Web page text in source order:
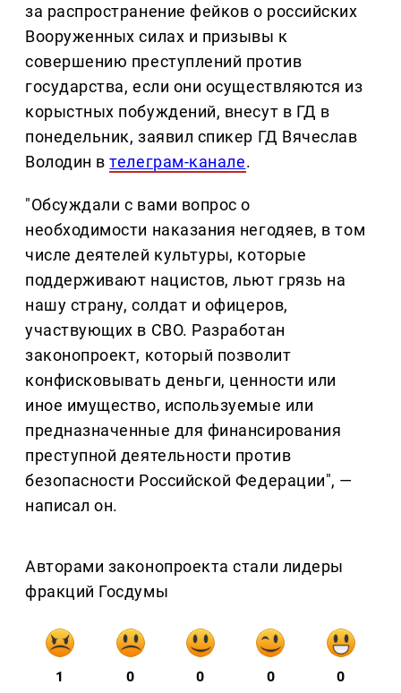
за распространение фейков о российских
Вооруженных силах и призывы к
совершению преступлений против
государства, если они осуществляются из
корыстных побуждений, внесут в ГД в
понедельник, заявил спикер ГД Вячеслав
Володин втелеграм-канале.
"Обсуждали с вами вопрос о
необходимости наказания негодяев, в том
числе деятелей культуры, которые
поддерживают нацистов, льют грязь на
нашу страну, солдат и офицеров,
участвующих в СВО. Разработан
законопроект, который позволит
конфисковывать деньги, ценности или
иное имущество, используемые или
предназначенные для финансирования
преступной деятельности против
безопасности Российской Федерации", —
написал он.
Авторами законопроекта стали лидеры
фракций Госдумы
1 0 0 0 0